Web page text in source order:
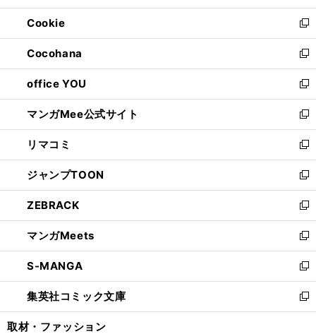
開
く
ウ
で
開
く
ン
ド
ウ
で
開
く
ウ
ィ
ン
ド
ウ
で
開
く
Cookie
新
し
い
ウ
ィ
ン
ド
ウ
で
開
く
Cocohana
新
し
い
ウ
ィ
ン
ド
ウ
で
開
く
office YOU
新
し
い
ウ
ィ
ン
ド
ウ
で
開
く
マンガMee公式サイト
新
し
い
ウ
ィ
ン
ド
ウ
で
開
く
リマコミ
新
し
い
ウ
ィ
ン
ド
ウ
で
開
く
ジャンプTOON
新
し
い
ウ
ィ
ン
ド
ウ
で
開
ZEBRACK
新
し
い
ウ
ィ
ン
ド
ウ
マンガMeets
新
し
い
ウ
ィ
ン
S-MANGA
新
し
い
ウ
集英社コミック文庫
新
し
取材・ファッション